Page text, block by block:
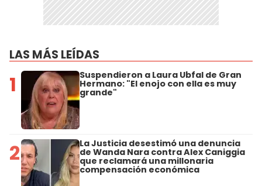
LAS MÁS LEÍDAS
1 Suspendieron a Laura Ubfal de Gran
Hermano: "El enojo con ella es muy
grande"
2 La Justicia desestimó una denuncia
de Wanda Nara contra Alex Caniggia
que reclamará una millonaria
compensación económica